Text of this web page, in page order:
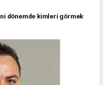
dönemde kimleri görmek